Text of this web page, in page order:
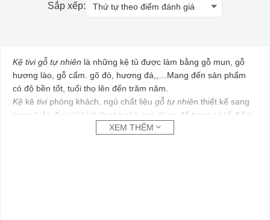
Sắp xếp:
Kệ tivi gỗ tự nhiên là những kệ tủ được làm bằng gỗ mun, gỗ
hương lào, gỗ cẩm. gõ đỏ, hương đá,,…Mang đến sản phẩm
có độ bền tốt, tuổi thọ lên đến trăm năm.
Kệ kêtiviphòng khách, ngủ chất liệugỗ tự nhiên thiết kế sang
trọng hiện đại với kích thước nhỏ gọn dùng để trang trí tổ điểm
với đủ mẫu mã tông mầu đẹp.XEM THÊM